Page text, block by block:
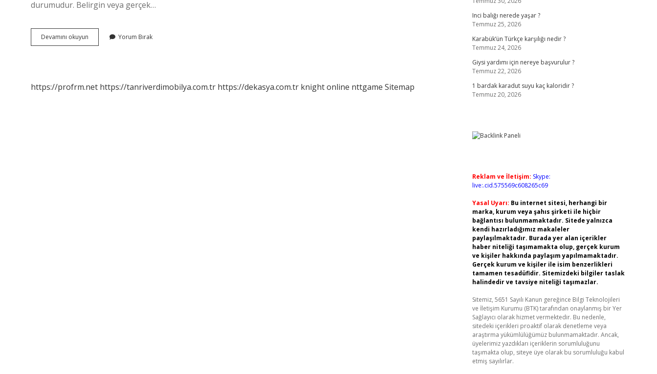
durumudur. Belirgin veya gerçek…
Devamını okuyun
Insan
Yorum Bırak
https://profrm.net https://tanriverdimobilya.com.tr https://dekasya.com.tr knight online nttgame Sitemap
Inci balığı nerede yaşar ?
Temmuz 25, 2026
Karabük’ün Türkçe karşılığı nedir ?
Temmuz 24, 2026
Giysi yardımı için nereye başvurulur ?
Temmuz 22, 2026
1 bardak karadut suyu kaç kaloridir ?
Temmuz 20, 2026
Reklam ve İletişim: Skype:
live:.cid.575569c608265c69
Yasal Uyarı: Bu internet sitesi, herhangi bir
marka, kurum veya şahıs şirketi ile hiçbir
bağlantısı bulunmamaktadır. Sitede yalnızca
kendi hazırladığımız makaleler
paylaşılmaktadır. Burada yer alan içerikler
haber niteliği taşımamakta olup, gerçek kurum
ve kişiler hakkında paylaşım yapılmamaktadır.
Gerçek kurum ve kişiler ile isim benzerlikleri
tamamen tesadüfidir. Sitemizdeki bilgiler taslak
halindedir ve tavsiye niteliği taşımazlar.
Sitemiz, 5651 Sayılı Kanun gereğince Bilgi Teknolojileri
ve İletişim Kurumu (BTK) tarafından onaylanmış bir Yer
Sağlayıcı olarak hizmet vermektedir. Bu nedenle,
sitedeki içerikleri proaktif olarak denetleme veya
araştırma yükümlülüğümüz bulunmamaktadır. Ancak,
üyelerimiz yazdıkları içeriklerin sorumluluğunu
taşımakta olup, siteye üye olarak bu sorumluluğu kabul
etmiş sayılırlar.